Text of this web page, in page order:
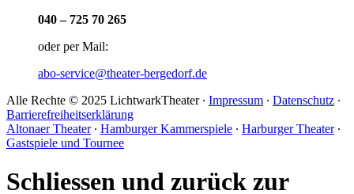
040 – 725 70 265
oder per Mail:
abo-service@theater-bergedorf.de
Alle Rechte © 2025 LichtwarkTheater ∙ Impressum ∙ Datenschutz ∙
Barrierefreiheitserklärung
Altonaer Theater∙ Hamburger Kammerspiele ∙ Harburger Theater∙
Gastspiele und Tournee
Schliessen und zurück zur